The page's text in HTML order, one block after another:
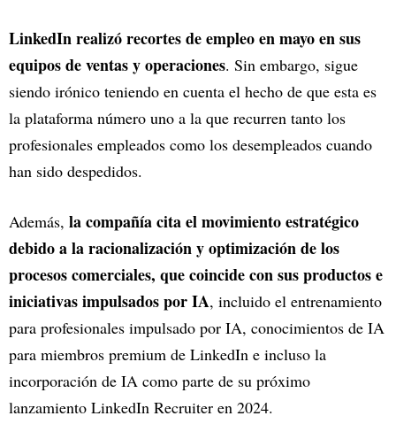
LinkedIn realizó recortes de empleo en mayo en sus
equipos de ventas y operaciones. Sin embargo, sigue
siendo irónico teniendo en cuenta el hecho de que esta es
la plataforma número uno a la que recurren tanto los
profesionales empleados como los desempleados cuando
han sido despedidos.
Además, la compañía cita el movimiento estratégico
debido a la racionalización y optimización de los
procesos comerciales, que coincide con sus productos e
iniciativas impulsados por IA, incluido el entrenamiento
para profesionales impulsado por IA, conocimientos de IA
para miembros premium de LinkedIn e incluso la
incorporación de IA como parte de su próximo
lanzamiento LinkedIn Recruiter en 2024.